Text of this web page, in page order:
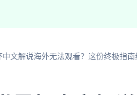
文解说海外无法观看？这份终极指